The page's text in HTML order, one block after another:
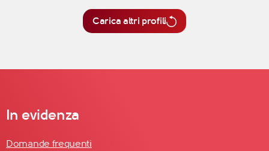
Carica altri profili
In evidenza
Domande frequenti